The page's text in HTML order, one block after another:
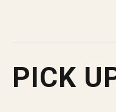
PICK